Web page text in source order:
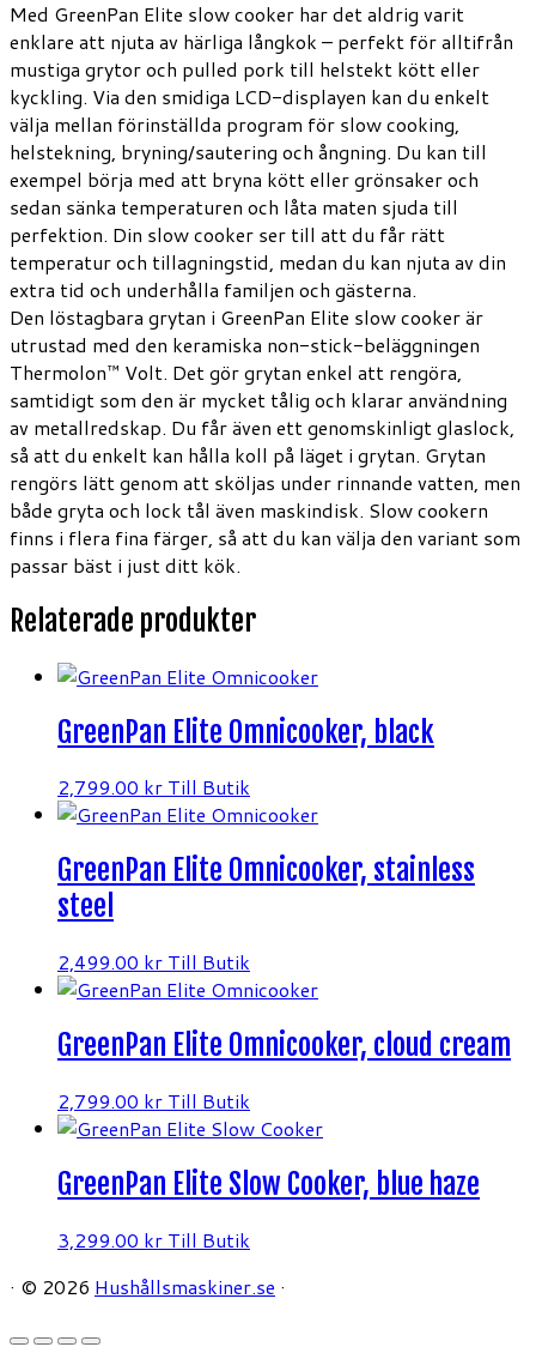
Med GreenPan Elite slow cooker har det aldrig varit
enklare att njuta av härliga långkok – perfekt för alltifrån
mustiga grytor och pulled pork till helstekt kött eller
kyckling. Via den smidiga LCD-displayen kan du enkelt
välja mellan förinställda program för slow cooking,
helstekning, bryning/sautering och ångning. Du kan till
exempel börja med att bryna kött eller grönsaker och
sedan sänka temperaturen och låta maten sjuda till
perfektion. Din slow cooker ser till att du får rätt
temperatur och tillagningstid, medan du kan njuta av din
extra tid och underhålla familjen och gästerna.
Den löstagbara grytan i GreenPan Elite slow cooker är
utrustad med den keramiska non-stick-beläggningen
Thermolon™ Volt. Det gör grytan enkel att rengöra,
samtidigt som den är mycket tålig och klarar användning
av metallredskap. Du får även ett genomskinligt glaslock,
så att du enkelt kan hålla koll på läget i grytan. Grytan
rengörs lätt genom att sköljas under rinnande vatten, men
både gryta och lock tål även maskindisk. Slow cookern
finns i flera fina färger, så att du kan välja den variant som
passar bäst i just ditt kök.
Relaterade produkter
GreenPan Elite Omnicooker, black
2,799.00 kr Till Butik
GreenPan Elite Omnicooker, stainless
steel
2,499.00 kr Till Butik
GreenPan Elite Omnicooker, cloud cream
2,799.00 kr Till Butik
GreenPan Elite Slow Cooker, blue haze
3,299.00 kr Till Butik
· © 2026 Hushållsmaskiner.se ·